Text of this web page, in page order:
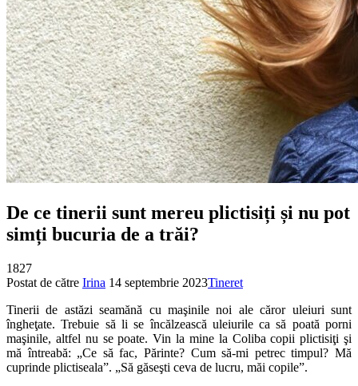
De ce tinerii sunt mereu plictisiți și nu pot
simți bucuria de a trăi?
1827
Postat de către Irina 14 septembrie 2023Tineret
Tinerii de astăzi seamănă cu maşinile noi ale căror uleiuri sunt
îngheţate. Trebuie să li se încălzească uleiurile ca să poată porni
maşinile, altfel nu se poate. Vin la mine la Coliba copii plictisiţi şi
mă întreabă: „Ce să fac, Părinte? Cum să-mi petrec timpul? Mă
cuprinde plictiseala”. „Să găseşti ceva de lucru, măi copile”.